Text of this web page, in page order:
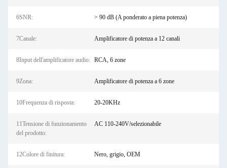
6SNR: > 90 dB (A ponderato a piena potenza)
7Canale: Amplificatore di potenza a 12 canali
8Input dell'amplificatore audio: RCA, 6 zone
9Zona: Amplificatore di potenza a 6 zone
10Frequenza di risposta: 20-20KHz
11Tensione di funzionamento
del prodotto:
AC 110-240V/selezionabile
12Colore di finitura: Nero, grigio, OEM